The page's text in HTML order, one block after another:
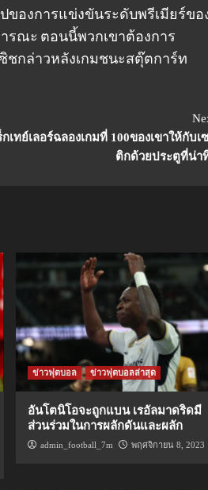
ของการแข่งขันระดับพรีเมียร์ขอ
รณะ ตอนนี้พวกเขาต้องการ
ชกล่าวหลังเกมชนะสตุ๊ตการ์ท
เทย์เลอร์ฉลองเกมที่ 100ของเขาให้กับเ
ติกด้วยประตูที่น่า
ข่าวฟุตบอล ข่าวฟุตบอลล่าสุด
อันโตนิโอจะถูกแบน เรอัลมาดริดมี
ส่วนร่วมในการผลักดันและผลัก
admin_football_7m พฤศจิกายน 8, 2023